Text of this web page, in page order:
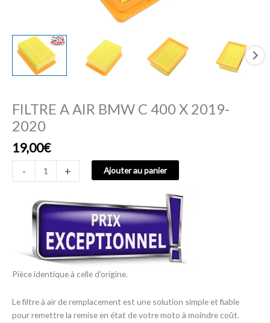
FILTRE A AIR BMW C 400 X 2019-
2020
19,00€
- + Ajouter au panier
Pièce identique à celle d’origine.
Le filtre à air de remplacement est une solution simple et fiable
pour remettre la remise en état de votre moto à moindre coût.